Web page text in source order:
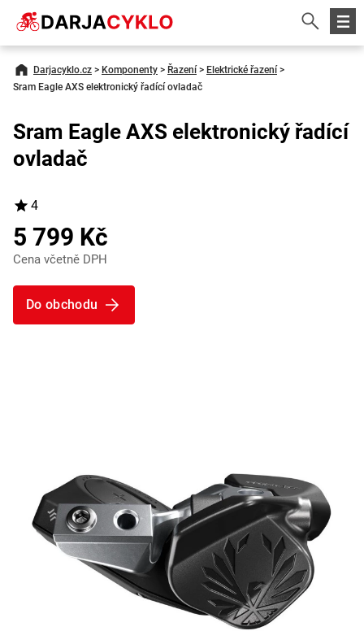
Darjacyklo.cz > Komponenty > Řazení > Elektrické řazení >
Sram Eagle AXS elektronický řadící ovladač
Sram Eagle AXS elektronický řadící
ovladač
4
5 799 Kč
Cena včetně DPH
Do obchodu